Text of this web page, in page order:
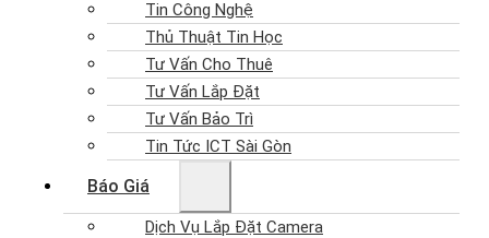
Tin Công Nghệ
Thủ Thuật Tin Học
Tư Vấn Cho Thuê
Tư Vấn Lắp Đặt
Tư Vấn Bảo Trì
Tin Tức ICT Sài Gòn
Báo Giá
Dịch Vụ Lắp Đặt Camera